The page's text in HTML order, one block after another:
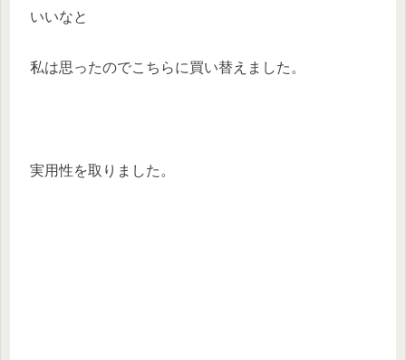
いいなと
私は思ったのでこちらに買い替えました。
実用性を取りました。